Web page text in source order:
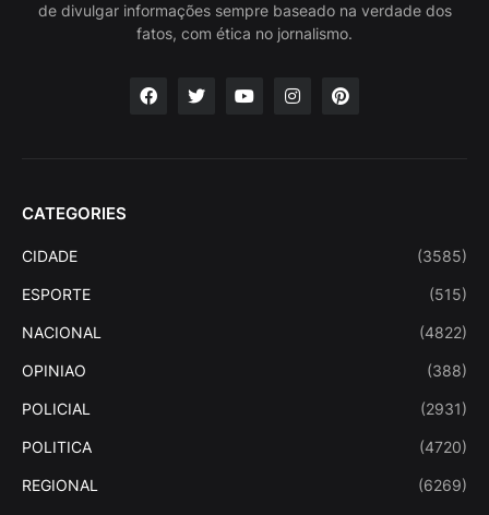
de divulgar informações sempre baseado na verdade dos
fatos, com ética no jornalismo.
CATEGORIES
CIDADE (3585)
ESPORTE (515)
NACIONAL (4822)
OPINIAO (388)
POLICIAL (2931)
POLITICA (4720)
REGIONAL (6269)